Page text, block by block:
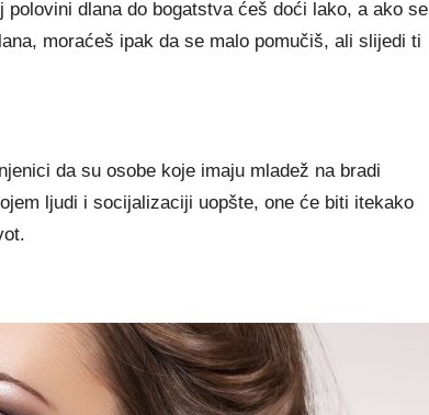
polovini dlana do bogatstva ćeš doći lako, a ako se
moraćeš ipak da se malo pomučiš, ali slijedi ti
da su osobe koje imaju mladež na bradi
ljudi i socijalizaciji uopšte, one će biti itekako